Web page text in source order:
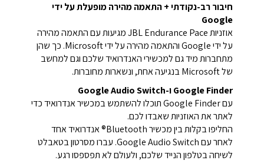
חיבור רב-נקודתי + התאמה מהירה מופעלת על ידי
Google
אוזניות JBL Endurance Pace מגיעות עם התאמה מהירה
על ידי Google והתאמה מהירה על ידי Microsoft. כך שהן
מתחברות מיד גם למכשירי האנדרואיד שלכם וגם למחשב
של Microsoft בנגיעה אחת, ונשארות מחוברות.
Google Finder ו-Google Audio Switch
עם Google Finder תוכלו להשתמש במכשיר אנדרואיד כדי
לאתר את האוזניות שאבדו לכם.
החליפו בקלות בין מכשיר Bluetooth® אנדרואיד אחד
לאחר עם Google Audio Switch. עברו מסרטון בטאבלט
לשיחה בטלפון הנייד שלכם, ולעולם לא תפספסו רגע.